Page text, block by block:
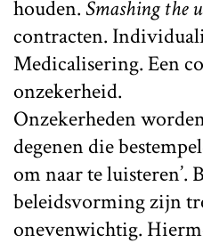
houden. Smashing the
contracten.
Medicalisering. Een
onzekerheid.
Onzekerheden
degenen die
om naar te luisteren’.
beleidsvorming zijn
onevenwichtig.